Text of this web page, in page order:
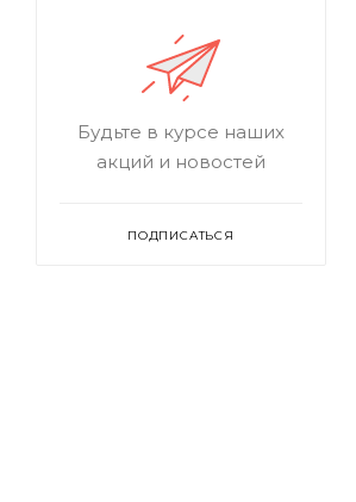
Будьте в курсе наших
акций и новостей
ПОДПИСАТЬСЯ